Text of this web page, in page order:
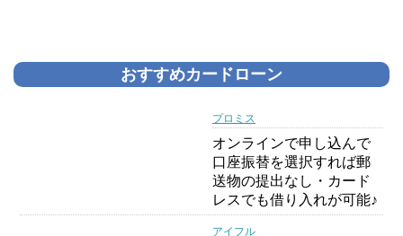
おすすめカードローン
プロミス
オンラインで申し込んで
口座振替を選択すれば郵
送物の提出なし・カード
レスでも借り入れが可能♪
アイフル